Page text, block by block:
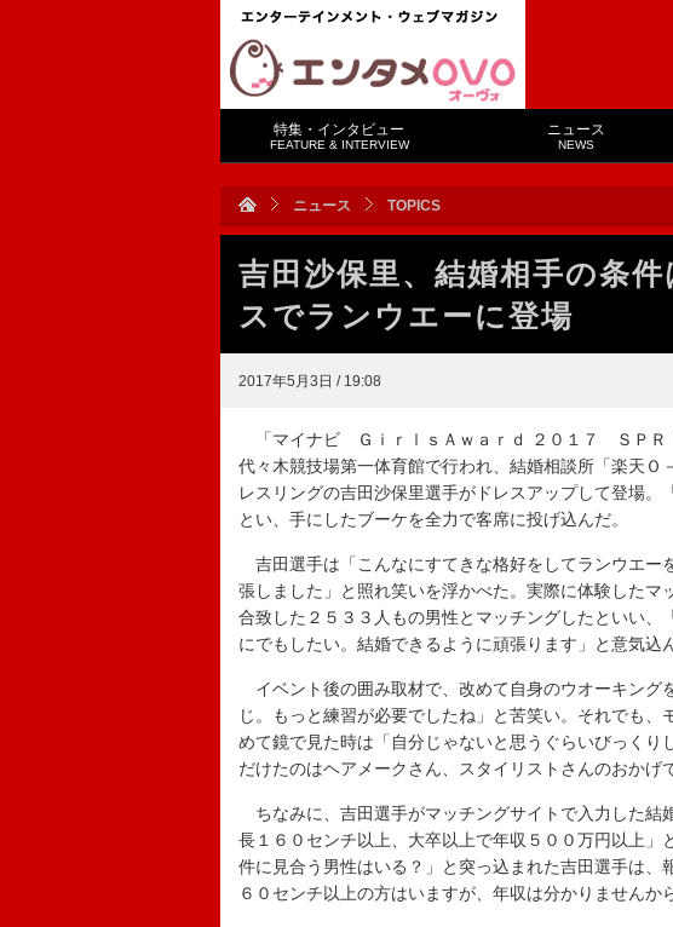
特集・インタビュー
FEATURE & INTERVIEW
ニュース
NEWS
ニュース TOPICS
吉田沙保里、結婚相手の条
スでランウエーに登場
2017年5月3日 / 19:08
「マイナビ ＧｉｒｌｓＡｗａｒｄ ２０１７ ＳＰＲ
代々木競技場第一体育館で行われ、結婚相談所「楽天
レスリングの吉田沙保里選手がドレスアップして登場。
とい、手にしたブーケを全力で客席に投げ込んだ。
吉田選手は「こんなにすてきな格好をしてランウエー
張しました」と照れ笑いを浮かべた。実際に体験した
合致した２５３３人もの男性とマッチングしたといい、
にでもしたい。結婚できるように頑張ります」と意気込
イベント後の囲み取材で、改めて自身のウオーキング
じ。もっと練習が必要でしたね」と苦笑い。それでも
めて鏡で見た時は「自分じゃないと思うぐらいびっくり
だけたのはヘアメークさん、スタイリストさんのおかげ
ちなみに、吉田選手がマッチングサイトで入力した結
長１６０センチ以上、大卒以上で年収５００万円以上」
件に見合う男性はいる？」と突っ込まれた吉田選手は、
６０センチ以上の方はいますが、年収は分かりませんか